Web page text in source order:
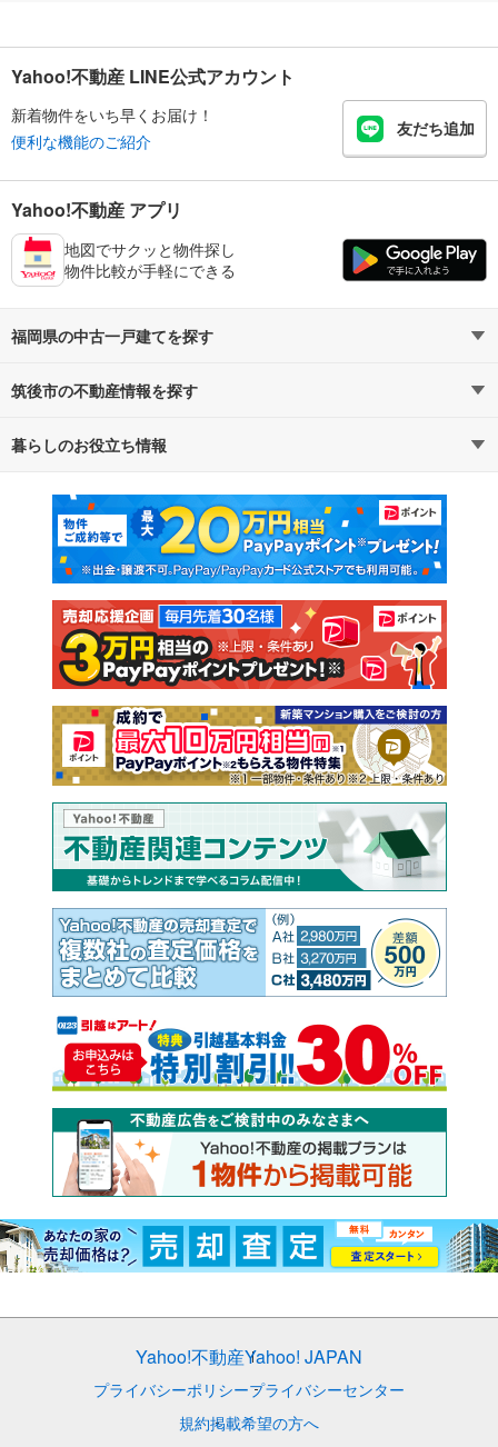
Yahoo!不動産 LINE公式アカウント
新着物件をいち早くお届け！
便利な機能のご紹介
友だち追加
Yahoo!不動産 アプリ
地図でサクッと物件探し
物件比較が手軽にできる
福岡県の中古一戸建てを探す
路線・駅から探す
通勤・通学時間から探す
筑後市の不動産情報を探す
不動産・住宅
新築マンション 中古マンション
新築一戸建て 中古一戸建て
注文住宅 土地
売却査定
暮らしのお役立ち情報
マンションカタログ 教えて！住まいの先生
Yahoo!不動産Yahoo! JAPAN
プライバシーポリシープライバシーセンター
規約掲載希望の方へ